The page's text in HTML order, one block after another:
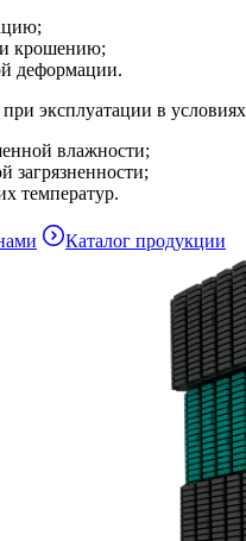
крошению;
деформации.
эксплуатации в
влажности;
загрязненности;
температур.
Каталог продукции